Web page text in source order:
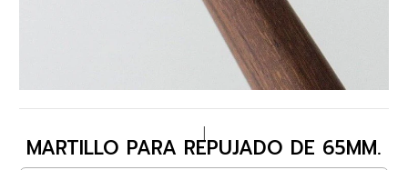
MARTILLO PARA REPUJADO DE 65MM.